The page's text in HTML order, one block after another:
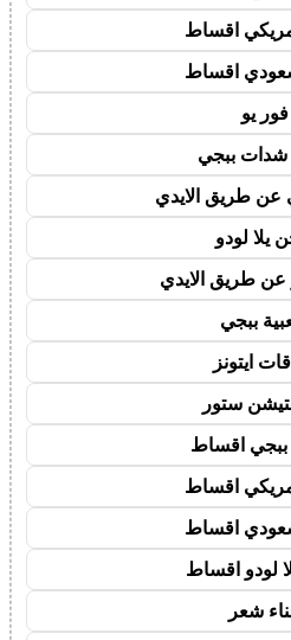
امريكي اقساط
سعودي اقساط
فور يو
ببجي
عن طريق الايدي
يلا لودو
طريق الايدي
ببجي
ايتونز
ستور
اقساط
امريكي اقساط
سعودي اقساط
لودو اقساط
شعر